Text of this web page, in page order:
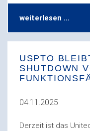
weiterlesen ...
USPTO
SHUTDOWN
04.11.2025
Derzeit ist das